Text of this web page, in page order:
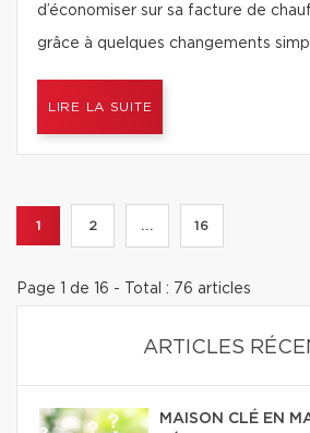
d’économiser sur sa facture de
grâce à quelques changements
LIRE LA SUITE
1 2 ... 16
Page 1 de 16 - Total : 76 articles
ARTICLES
MAISON CLÉ EN